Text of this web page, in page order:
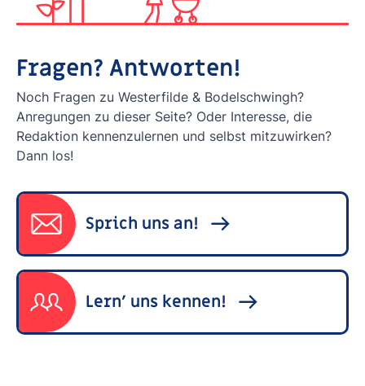
Fragen? Antworten!
Noch Fragen zu Westerfilde & Bodelschwingh?
Anregungen zu dieser Seite? Oder Interesse, die
Redaktion kennenzulernen und selbst mitzuwirken?
Dann los!
Sprich uns an!
Lern' uns kennen!